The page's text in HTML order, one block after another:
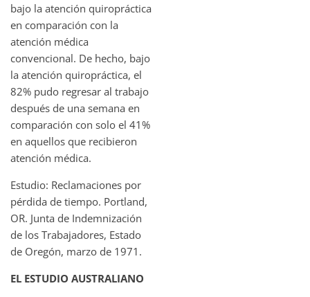
bajo la atención quiropráctica
en comparación con la
atención médica
convencional. De hecho, bajo
la atención quiropráctica, el
82% pudo regresar al trabajo
después de una semana en
comparación con solo el 41%
en aquellos que recibieron
atención médica.
Estudio: Reclamaciones por
pérdida de tiempo. Portland,
OR. Junta de Indemnización
de los Trabajadores, Estado
de Oregón, marzo de 1971.
EL ESTUDIO AUSTRALIANO